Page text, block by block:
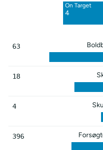
On Target
4
63
18
4
396